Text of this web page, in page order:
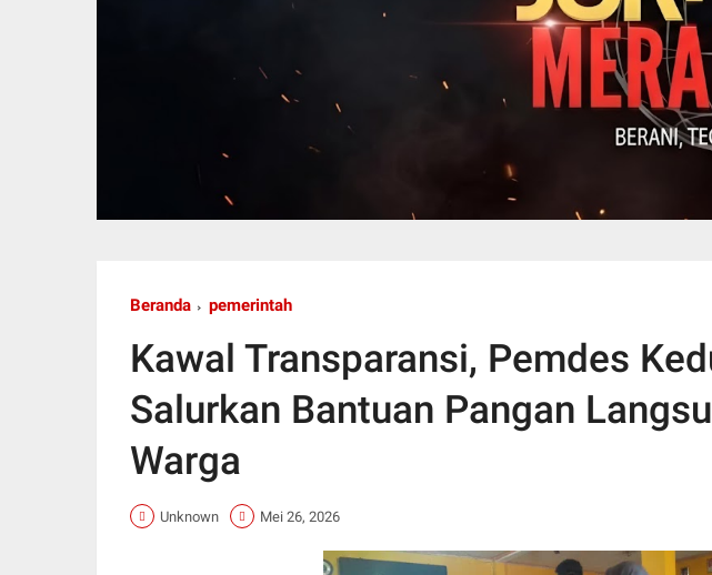
Beranda pemerintah
Kawal Transparansi, Pemdes
Salurkan Bantuan Pangan
Warga
Unknown Mei 26, 2026